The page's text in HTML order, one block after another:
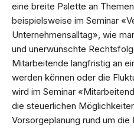
eine breite Palette an
beispielsweise im Seminar
Unternehmensalltag», wie
und unerwünschte
Mitarbeitende langfristig an
werden können oder die
wird im Seminar
die steuerlichen
Vorsorgeplanung rund um die